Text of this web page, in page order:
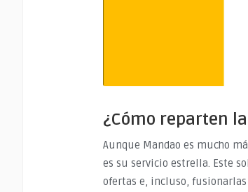
¿Cómo reparten
Aunque Mandao es mucho
es su servicio estrella. Este
ofertas e, incluso,